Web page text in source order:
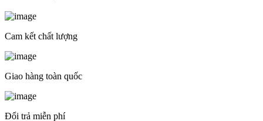
Cam kết chất lượng
Giao hàng toàn quốc
Đổi trả miễn phí